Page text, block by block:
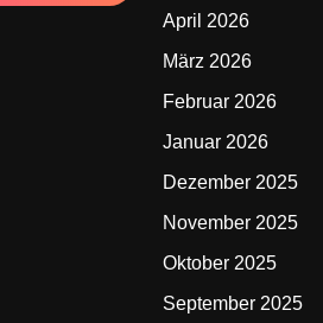
April 2026
März 2026
Februar 2026
Januar 2026
Dezember 2025
November 2025
Oktober 2025
September 2025